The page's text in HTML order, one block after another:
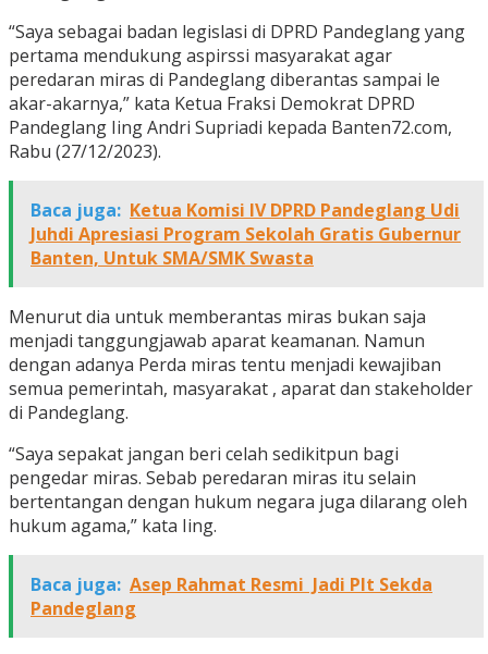
“Saya sebagai badan legislasi di DPRD Pandeglang yang
pertama mendukung aspirssi masyarakat agar
peredaran miras di Pandeglang diberantas sampai le
akar-akarnya,” kata Ketua Fraksi Demokrat DPRD
Pandeglang Iing Andri Supriadi kepada Banten72.com,
Rabu (27/12/2023).
Baca juga: Ketua Komisi IV DPRD Pandeglang Udi
Juhdi Apresiasi Program Sekolah Gratis Gubernur
Banten, Untuk SMA/SMK Swasta
Menurut dia untuk memberantas miras bukan saja
menjadi tanggungjawab aparat keamanan. Namun
dengan adanya Perda miras tentu menjadi kewajiban
semua pemerintah, masyarakat , aparat dan stakeholder
di Pandeglang.
“Saya sepakat jangan beri celah sedikitpun bagi
pengedar miras. Sebab peredaran miras itu selain
bertentangan dengan hukum negara juga dilarang oleh
hukum agama,” kata Iing.
Baca juga: Asep Rahmat Resmi Jadi Plt Sekda
Pandeglang